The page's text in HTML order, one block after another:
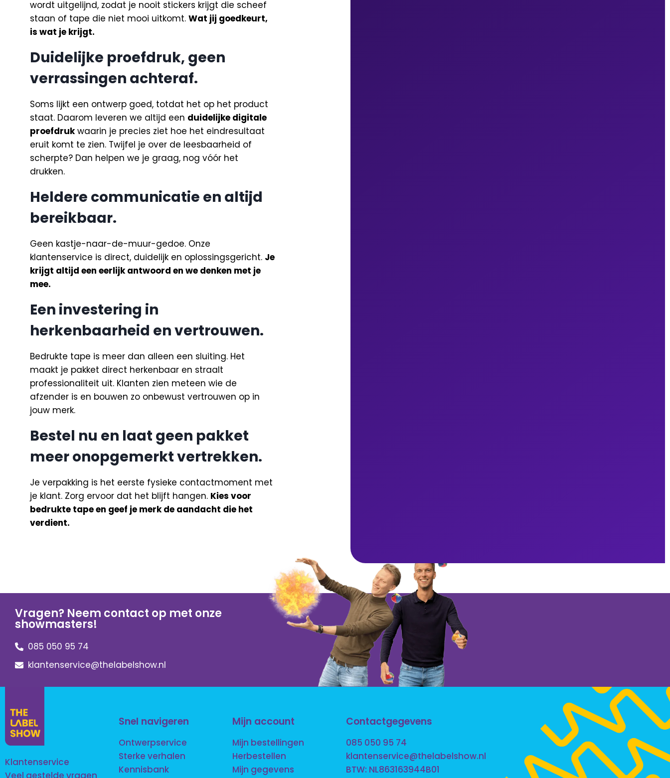
wordt uitgelijnd, zodat je nooit stickers krijgt die scheef
staan of tape die niet mooi uitkomt. Wat jij goedkeurt,
is wat je krijgt.
Duidelijke proefdruk, geen
verrassingen achteraf.
Soms lijkt een ontwerp goed, totdat het op het product
staat. Daarom leveren we altijd een duidelijke digitale
proefdrukwaarin je precies ziet hoe het eindresultaat
eruit komt te zien. Twijfel je over de leesbaarheid of
scherpte? Dan helpen we je graag, nog vóór het
drukken.
Heldere communicatie en altijd
bereikbaar.
Geen kastje-naar-de-muur-gedoe. Onze
klantenservice is direct, duidelijk en oplossingsgericht. Je
krijgt altijd een eerlijk antwoord en we denken met je
mee.
Een investering in
herkenbaarheid en vertrouwen.
Bedrukte tape is meer dan alleen een sluiting. Het
maakt je pakket direct herkenbaar en straalt
professionaliteit uit. Klanten zien meteen wie de
afzender is en bouwen zo onbewust vertrouwen op in
jouw merk.
Bestel nu en laat geen pakket
meer onopgemerkt vertrekken.
Je verpakking is het eerste fysieke contactmoment met
je klant. Zorg ervoor dat het blijft hangen. Kies voor
bedrukte tape en geef je merk de aandacht die het
verdient.
Vragen? Neem contact op met onze
showmasters!
085 050 95 74
klantenservice@thelabelshow.nl
Klantenservice
Veel gestelde vragen
Snel navigeren
Ontwerpservice
Sterke verhalen
Kennisbank
Mijn account
Mijn bestellingen
Herbestellen
Mijn gegevens
Contactgegevens
085 050 95 74
klantenservice@thelabelshow.nl
BTW: NL863163944B01